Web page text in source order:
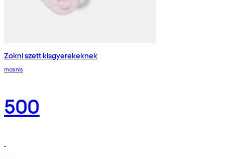
Zokni szett kisgyerekeknek
masnis
500